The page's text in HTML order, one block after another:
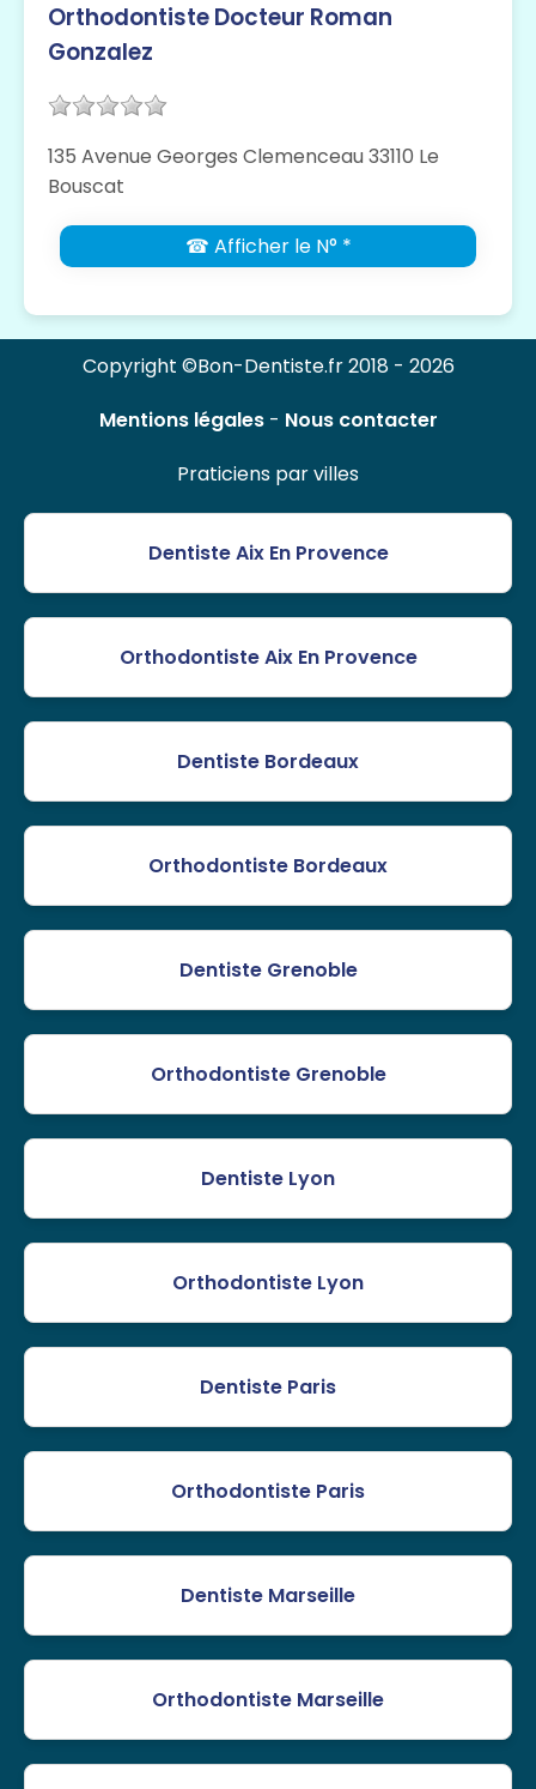
Orthodontiste Docteur Roman
Gonzalez
135 Avenue Georges Clemenceau 33110 Le
Bouscat
☎ Afficher le N° *
Copyright ©Bon-Dentiste.fr 2018 - 2026
Mentions légales- Nous contacter
Praticiens par villes
Dentiste Aix En Provence
Orthodontiste Aix En Provence
Dentiste Bordeaux
Orthodontiste Bordeaux
Dentiste Grenoble
Orthodontiste Grenoble
Dentiste Lyon
Orthodontiste Lyon
Dentiste Paris
Orthodontiste Paris
Dentiste Marseille
Orthodontiste Marseille